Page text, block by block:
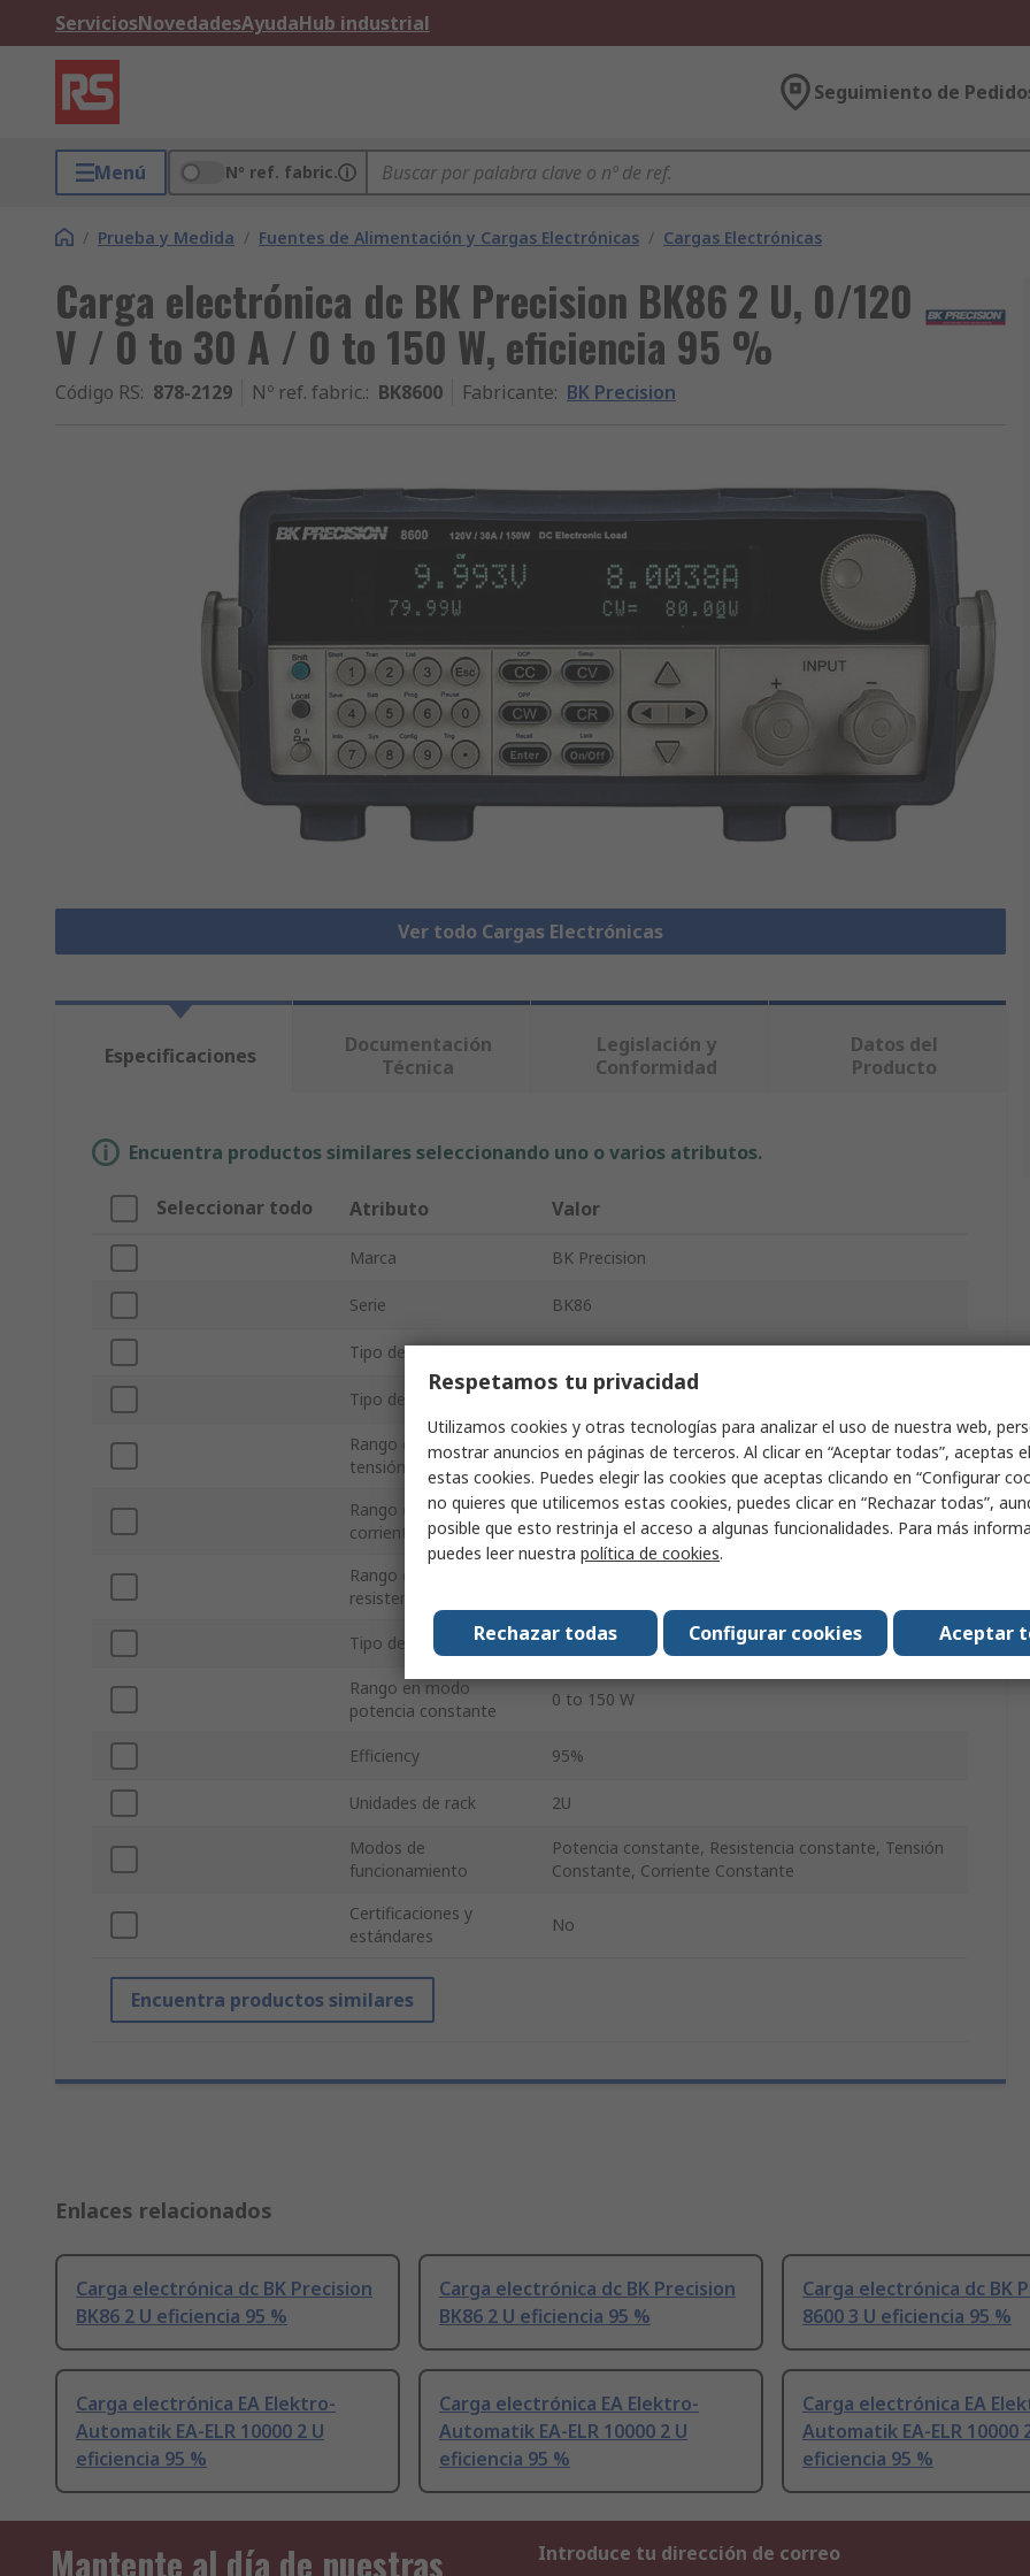
ServiciosNovedadesAyudaHub industrial
Seguimiento de
Menú Nº ref. fabric.
/ Prueba y Medida / Fuentes de Alimentación y Cargas Electrónicas / Cargas Electrónicas
Carga electrónica dc BK Precision BK86 2 U, 0/120
V / 0 to 30 A / 0 to 150 W, eficiencia 95 %
Código RS: 878-2129 Nº ref. fabric.: BK8600 Fabricante: BK Precision
Ver todo Cargas Electrónicas
Especificaciones
Documentación
Técnica
Legislación y
Conformidad
Datos del
Producto
Encuentra productos similares seleccionando uno o varios atributos.
Seleccionar todo Atributo Valor
Marca BK Precision
Serie BK86
Tipo de producto Carga electrónica dc
Tipo de carga Programable
Rango en modo
tensión constante
0/120 V
Rango en modo
corriente contante
0 to 30 A
Rango en modo
resistencia contante
Tipo de interfaz RS232, USB
Rango en modo
potencia constante
0 to 150 W
Efficiency 95%
Unidades de rack 2U
Modos de
funcionamiento
Potencia constante, Resistencia constante, Tensión
Constante, Corriente Constante
Certificaciones y
estándares
No
Encuentra productos similares
Enlaces relacionados
Carga electrónica dc BK Precision
BK86 2 U eficiencia 95 %
Carga electrónica dc BK Precision
BK86 2 U eficiencia 95 %
Carga electrónica dc BK
8600 3 U eficiencia 95 %
Carga electrónica EA Elektro-
Automatik EA-ELR 10000 2 U
eficiencia 95 %
Carga electrónica EA Elektro-
Automatik EA-ELR 10000 2 U
eficiencia 95 %
Carga electrónica EA
Automatik EA-ELR 10000
eficiencia 95 %
Mantente al día de nuestras Introduce tu dirección de correo
Respetamos tu privacidad
Utilizamos cookies y otras tecnologías para analizar el uso de nuestra web,
mostrar anuncios en páginas de terceros. Al clicar en “Aceptar todas”, aceptas
estas cookies. Puedes elegir las cookies que aceptas clicando en “Configurar
no quieres que utilicemos estas cookies, puedes clicar en “Rechazar todas”,
posible que esto restrinja el acceso a algunas funcionalidades. Para más
puedes leer nuestra política de cookies.
Aceptar
Configurar cookies
Rechazar todas